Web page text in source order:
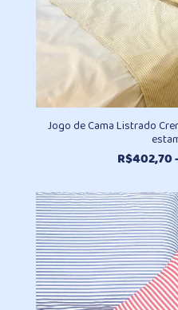
Jogo de Cama Listrado
R$402,70